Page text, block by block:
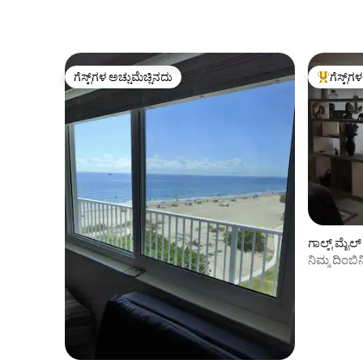
ಗೆಸ್ಟ್‌ಗಳ ಅಚ್ಚುಮೆಚ್ಚಿನದು
ಗೆಸ್ಟ್‌ಗಳ ಅಚ್ಚುಮೆಚ್ಚಿನದು ಗೆಸ್ಟ್‌ಗಳಿಗೆ
ಗಾಲ್ಟ್
ನಿಮ್ಮ